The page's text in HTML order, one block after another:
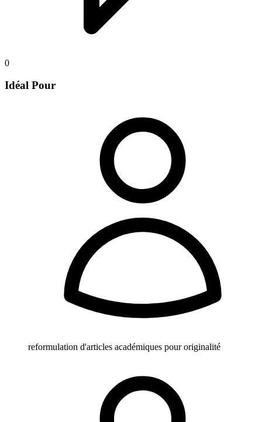
0
Idéal Pour
reformulation d'articles académiques pour originalité